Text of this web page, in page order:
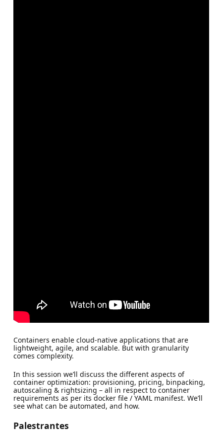
Containers enable cloud-native applications that are
lightweight, agile, and scalable. But with granularity
comes complexity.
In this session we’ll discuss the different aspects of
container optimization: provisioning, pricing, binpacking,
autoscaling & rightsizing – all in respect to container
requirements as per its docker file / YAML manifest. We’ll
see what can be automated, and how.
Palestrantes